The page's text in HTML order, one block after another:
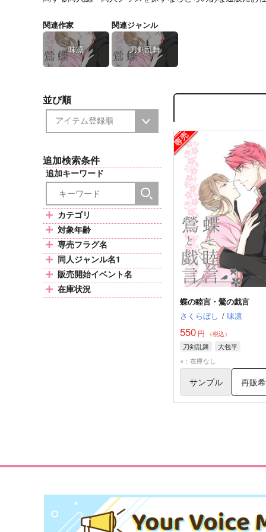
関連作家
味凛
関連ジャンル
刀剣乱舞
並び順
追加検索条件
追加キーワード
カテゴリ
対象年齢
専売フラグ名
同人ジャンル名1
販売開始イベント名
在庫状況
蝶の睦言・鶯の戯言
さくらぼし / 味凛
550 円 （税込）
刀剣乱舞
大包平
×：在庫なし
サンプル 再販